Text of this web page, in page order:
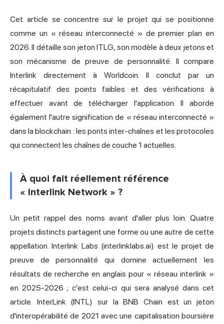
Cet article se concentre sur le projet qui se positionne
comme un « réseau interconnecté » de premier plan en
2026. Il détaille son jeton ITLG, son modèle à deux jetons et
son mécanisme de preuve de personnalité. Il compare
Interlink directement à Worldcoin. Il conclut par un
récapitulatif des points faibles et des vérifications à
effectuer avant de télécharger l'application. Il aborde
également l'autre signification de « réseau interconnecté »
dans la blockchain : lesponts inter-chaînes et les protocoles
qui connectent les chaînes de couche 1 actuelles.
À quoi fait réellement référence
« Interlink Network » ?
Un petit rappel des noms avant d'aller plus loin. Quatre
projets distincts partagent une forme ou une autre de cette
appellation. Interlink Labs (interlinklabs.ai) est le projet de
preuve de personnalité qui domine actuellement les
résultats de recherche en anglais pour « réseau interlink »
en 2025-2026 ; c'est celui-ci qui sera analysé dans cet
article. InterLink (INTL) sur la BNB Chain est un jeton
d'interopérabilité de 2021 avec une capitalisation boursière